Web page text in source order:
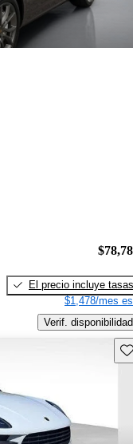
El precio incluye tasas
$1,478/mes
Verif. disponibilidad